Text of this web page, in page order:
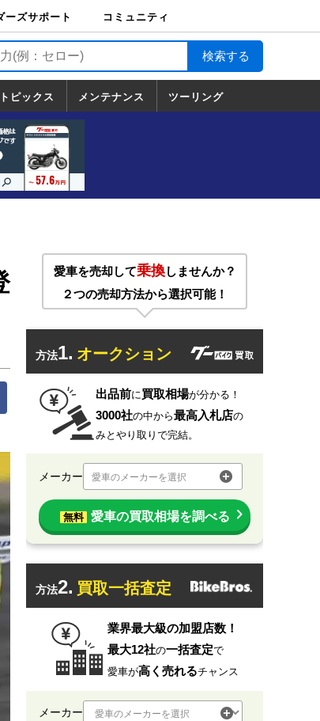
ーズサポート
ズサポート
輸送レージライ
両保険
ービス
試乗
コミュニティ
トピックス
ピックス
覧
ンダ
マハ
ズキ
ワサキ
ーレーダ
ッドソン
ゥカティ
ライアン
メンテナンス ツーリング
愛車を売却して乗換しませんか？
２つの売却方法から選択可能！
方法1. オークション
出品前に買取相場が分かる！
3000社の中から最高入札店の
みとやり取りで完結。
メーカー 愛車のメーカーを選択
無料 愛車の買取相場を調べる
方法2. 買取一括査定
業界最大級の加盟店数！
最大12社の一括査定で
愛車が高く売れるチャンス
メーカー